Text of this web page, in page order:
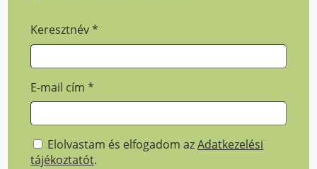
Keresztnév*
E-mail cím*
Elolvastam és elfogadom azAdatkezelési
tájékoztatót.